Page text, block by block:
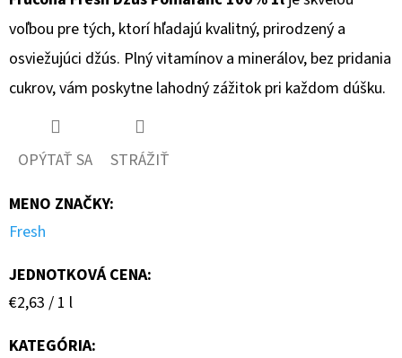
voľbou pre tých, ktorí hľadajú kvalitný, prirodzený a
osviežujúci džús. Plný vitamínov a minerálov, bez pridania
cukrov, vám poskytne lahodný zážitok pri každom dúšku.
OPÝTAŤ SA
STRÁŽIŤ
MENO ZNAČKY:
Fresh
JEDNOTKOVÁ CENA:
Jednotková
€2,63 / 1 l
KATEGÓRIA: